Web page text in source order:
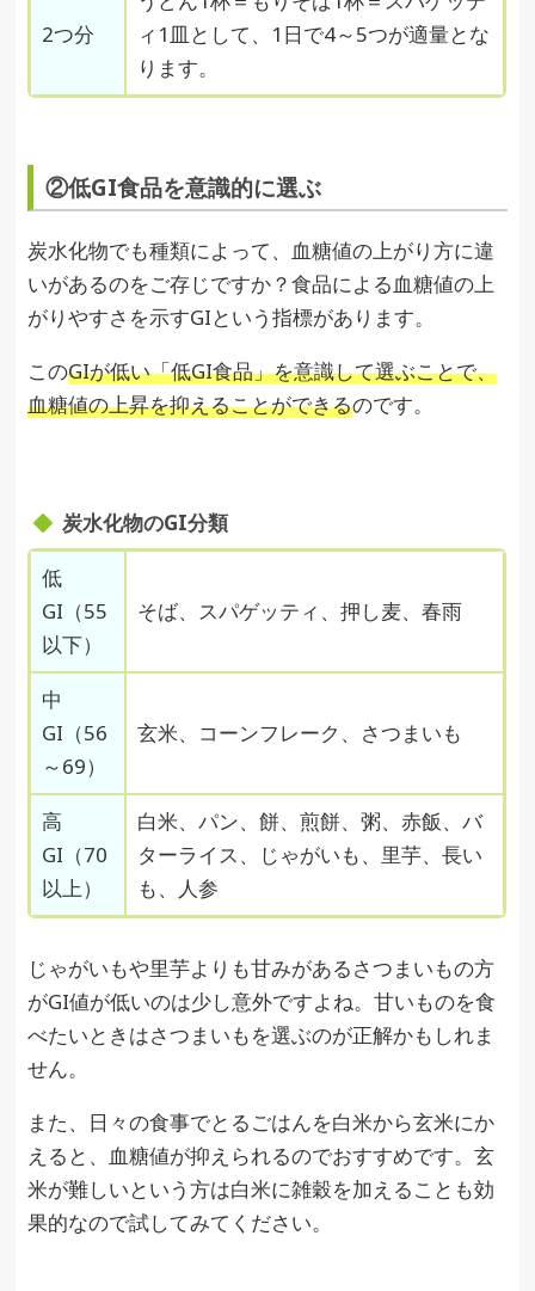
2つ分
ィ1皿として、1日で4～5つが適量とな
ります。
②低GI食品を意識的に選ぶ
炭水化物でも種類によって、血糖値の上がり方に違
いがあるのをご存じですか？食品による血糖値の上
がりやすさを示すGIという指標があります。
このGIが低い「低GI食品」を意識して選ぶことで、
血糖値の上昇を抑えることができるのです。
炭水化物のGI分類
低
GI（55
以下）
そば、スパゲッティ、押し麦、春雨
中
GI（56
～69）
玄米、コーンフレーク、さつまいも
高
GI（70
以上）
白米、パン、餅、煎餅、粥、赤飯、バ
ターライス、じゃがいも、里芋、長い
も、人参
じゃがいもや里芋よりも甘みがあるさつまいもの方
がGI値が低いのは少し意外ですよね。甘いものを食
べたいときはさつまいもを選ぶのが正解かもしれま
せん。
また、日々の食事でとるごはんを白米から玄米にか
えると、血糖値が抑えられるのでおすすめです。玄
米が難しいという方は白米に雑穀を加えることも効
果的なので試してみてください。